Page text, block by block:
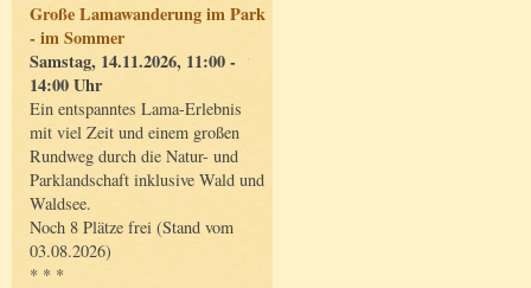
Große Lamawanderung im Park
- im Sommer
Samstag, 14.11.2026, 11:00 -
14:00 Uhr
Ein entspanntes Lama-Erlebnis
mit viel Zeit und einem großen
Rundweg durch die Natur- und
Parklandschaft inklusive Wald und
Waldsee.
Noch 8 Plätze frei (Stand vom
03.08.2026)
* * *